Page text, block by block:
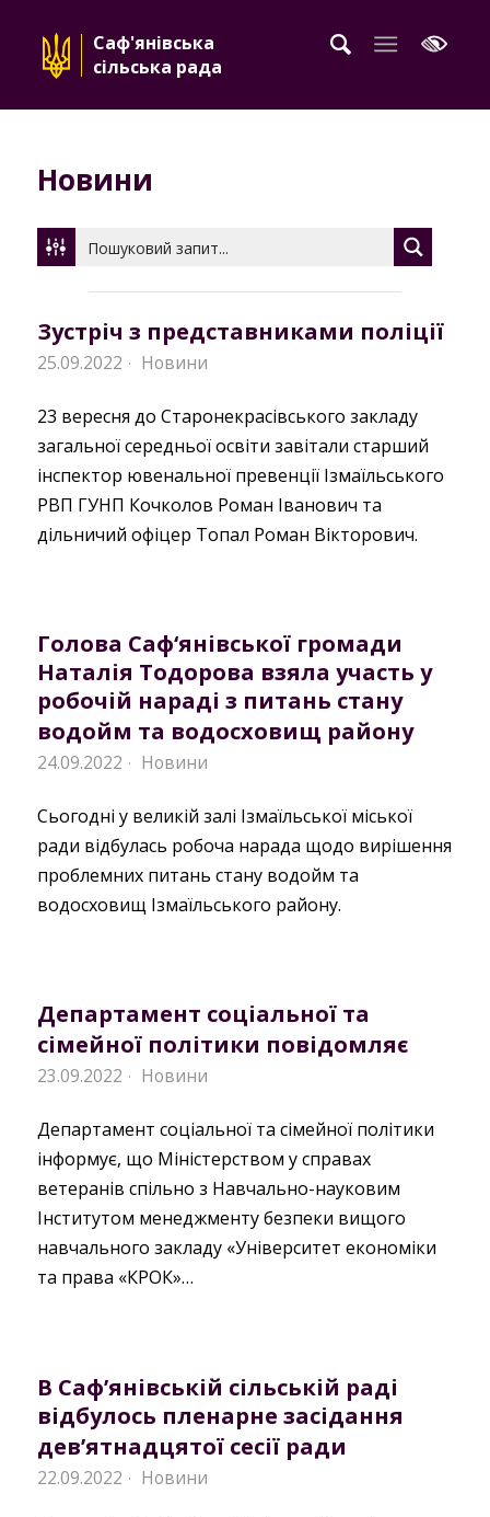
Саф'янівська
сільська рада
Новини
Зустріч з представниками поліції
25.09.2022 · Новини
23 вересня до Старонекрасівського закладу
загальної середньої освіти завітали старший
інспектор ювенальної превенції Ізмаїльського
РВП ГУНП Кочколов Роман Іванович та
дільничий офіцер Топал Роман Вікторович.
Голова Саф‘янівської громади
Наталія Тодорова взяла участь у
робочій нараді з питань стану
водойм та водосховищ району
24.09.2022 · Новини
Сьогодні у великій залі Ізмаїльської міської
ради відбулась робоча нарада щодо вирішення
проблемних питань стану водойм та
водосховищ Ізмаїльського району.
Департамент соціальної та
сімейної політики повідомляє
23.09.2022 · Новини
Департамент соціальної та сімейної політики
інформує, що Міністерством у справах
ветеранів спільно з Навчально-науковим
Інститутом менеджменту безпеки вищого
навчального закладу «Університет економіки
та права «КРОК»…
В Саф’янівській сільській раді
відбулось пленарне засідання
дев’ятнадцятої сесії ради
22.09.2022 · Новини